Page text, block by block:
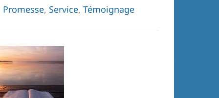
Promesse, Service, Témoignage